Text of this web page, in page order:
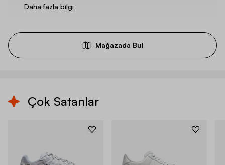
Daha fazla bilgi
Mağazada Bul
Çok Satanlar